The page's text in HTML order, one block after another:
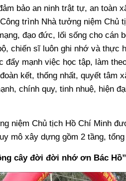
bảo an ninh trật tự, an toàn
trình Nhà tưởng niệm Chủ
đạo đức, lối sống cho cán
chiến sĩ luôn ghi nhớ và thực
đẩy mạnh việc học tập, làm
kết, thống nhất, quyết tâm
chính quy, tinh nhuệ, hiện
niệm Chủ tịch Hồ Chí Minh
mô xây dựng gồm 2 tầng,
cây đời đời nhớ ơn Bác Hồ”